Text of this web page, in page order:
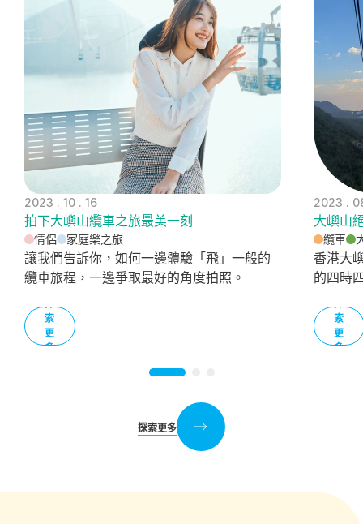
2023 . 10 . 16
拍下大嶼山纜車之旅最美一刻
情侶 家庭樂之旅
讓我們告訴你，如何一邊體驗「飛」一般的
纜車旅程，一邊爭取最好的角度拍照。
探
索
更
多
2023 .
大嶼山
纜車
香港大
的四時
探
索
更
多
探索更多